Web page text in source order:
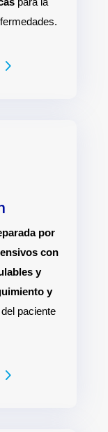
por
con
y
y
paciente